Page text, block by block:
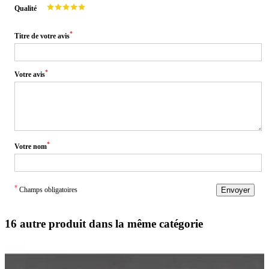
Qualité
Titre de votre avis*
Votre avis*
Votre nom*
* Champs obligatoires Envoyer
16 autre produit dans la même catégorie